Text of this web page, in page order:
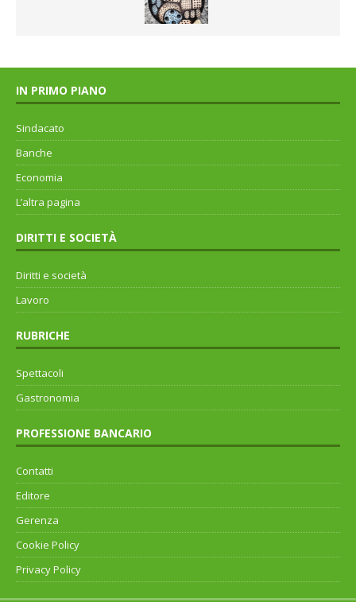
IN PRIMO PIANO
Sindacato
Banche
Economia
L’altra pagina
DIRITTI E SOCIETÀ
Diritti e società
Lavoro
RUBRICHE
Spettacoli
Gastronomia
PROFESSIONE BANCARIO
Contatti
Editore
Gerenza
Cookie Policy
Privacy Policy